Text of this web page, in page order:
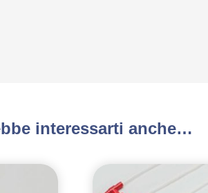
interessarti anche…